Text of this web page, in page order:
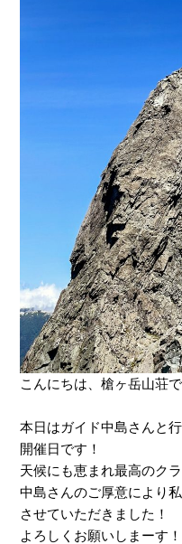
こんにちは、槍ヶ岳山荘で
本日はガイド中島さんと
開催日です！
天候にも恵まれ最高のク
中島さんのご厚意により
させていただきました！
よろしくお願いしまーす！